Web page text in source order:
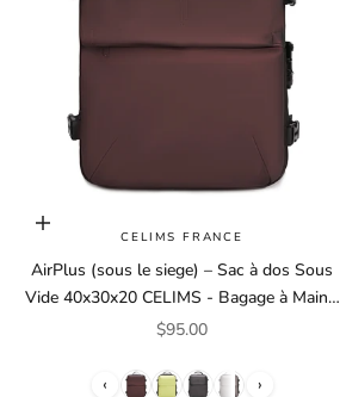
Choisir les optionsCELIMS FRANCE
AirPlus (sous le siege) – Sac à dos Sous
Vide 40x30x20 CELIMS - Bagage à Main -
Imperméable - Compartiment Ordinateur
Prix de vente
$95.00
‹ ›